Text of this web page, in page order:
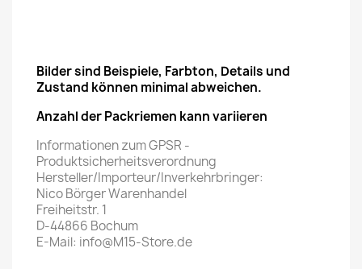
Bilder sind Beispiele, Farbton, Details und
Zustand können minimal abweichen.
Anzahl der Packriemen kann variieren
Informationen zum GPSR -
Produktsicherheitsverordnung
Hersteller/Importeur/Inverkehrbringer:
Nico Börger Warenhandel
Freiheitstr. 1
D-44866 Bochum
E-Mail: info@M15-Store.de